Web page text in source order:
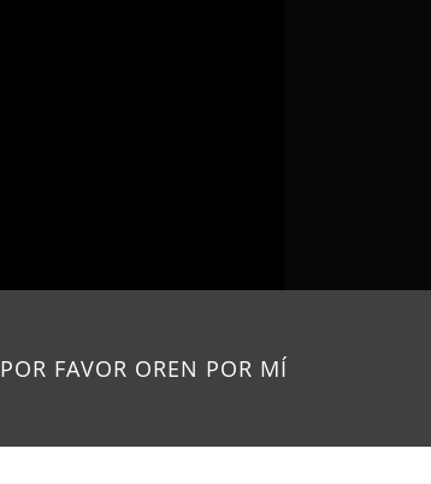
POR FAVOR OREN POR MÍ